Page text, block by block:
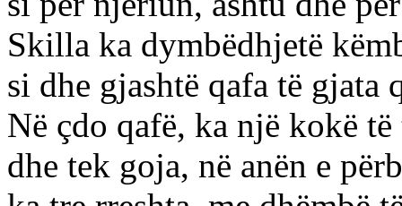
Skilla ka dymbëdhjetë
si dhe gjashtë qafa të
Në çdo qafë, ka një kokë të
dhe tek goja, në anën e